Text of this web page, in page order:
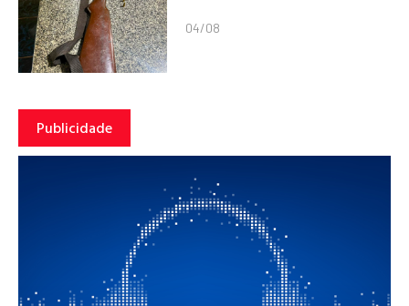
04/08
Publicidade